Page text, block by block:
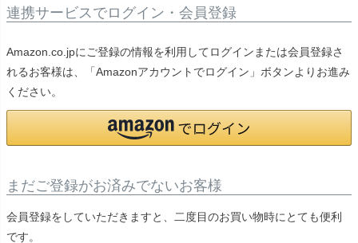
連携サービスでログイン・会員登録
Amazon.co.jpにご登録の情報を利用してログインまたは会員登録さ
れるお客様は、「Amazonアカウントでログイン」ボタンよりお進み
ください。
まだご登録がお済みでないお客様
会員登録をしていただきますと、二度目のお買い物時にとても便利
です。